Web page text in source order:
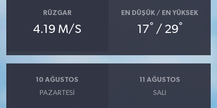
RÜZGAR
4.19 M/S
EN DÜŞÜK / EN YÜKSEK
17° / 29°
10 AĞUSTOS
PAZARTESI
11 AĞUSTOS
SALI